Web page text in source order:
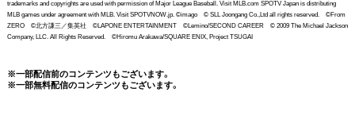
trademarks and copyrights are used with permission of Major League Baseball. Visit MLB.com SPOTV Japan is distributing
MLB games under agreement with MLB. Visit SPOTVNOW.jp. ©imago © SLL Joongang Co.,Ltd all rights reserved. ©From
ZERO ©北方謙三／集英社 ©LAPONE ENTERTAINMENT ©Lemino/SECOND CAREER © 2009 The Michael Jackson
Company, LLC. All Rights Reserved. ©Hiromu Arakawa/SQUARE ENIX, Project TSUGAI
※一部配信前のコンテンツもございます。
※一部無料配信のコンテンツもございます。